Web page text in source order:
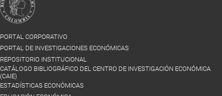
PORTAL CORPORATIVO
PORTAL DE INVESTIGACIONES ECONÓMICAS
REPOSITORIO INSTITUCIONAL
CATÁLOGO BIBLIOGRÁFICO DEL CENTRO DE INVESTIGACIÓN ECONÓMICA
(CAIE)
ESTADÍSTICAS ECONÓMICAS